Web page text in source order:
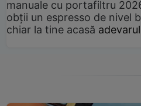
manuale cu portafiltru
obții un espresso de nivel
chiar la tine acasă